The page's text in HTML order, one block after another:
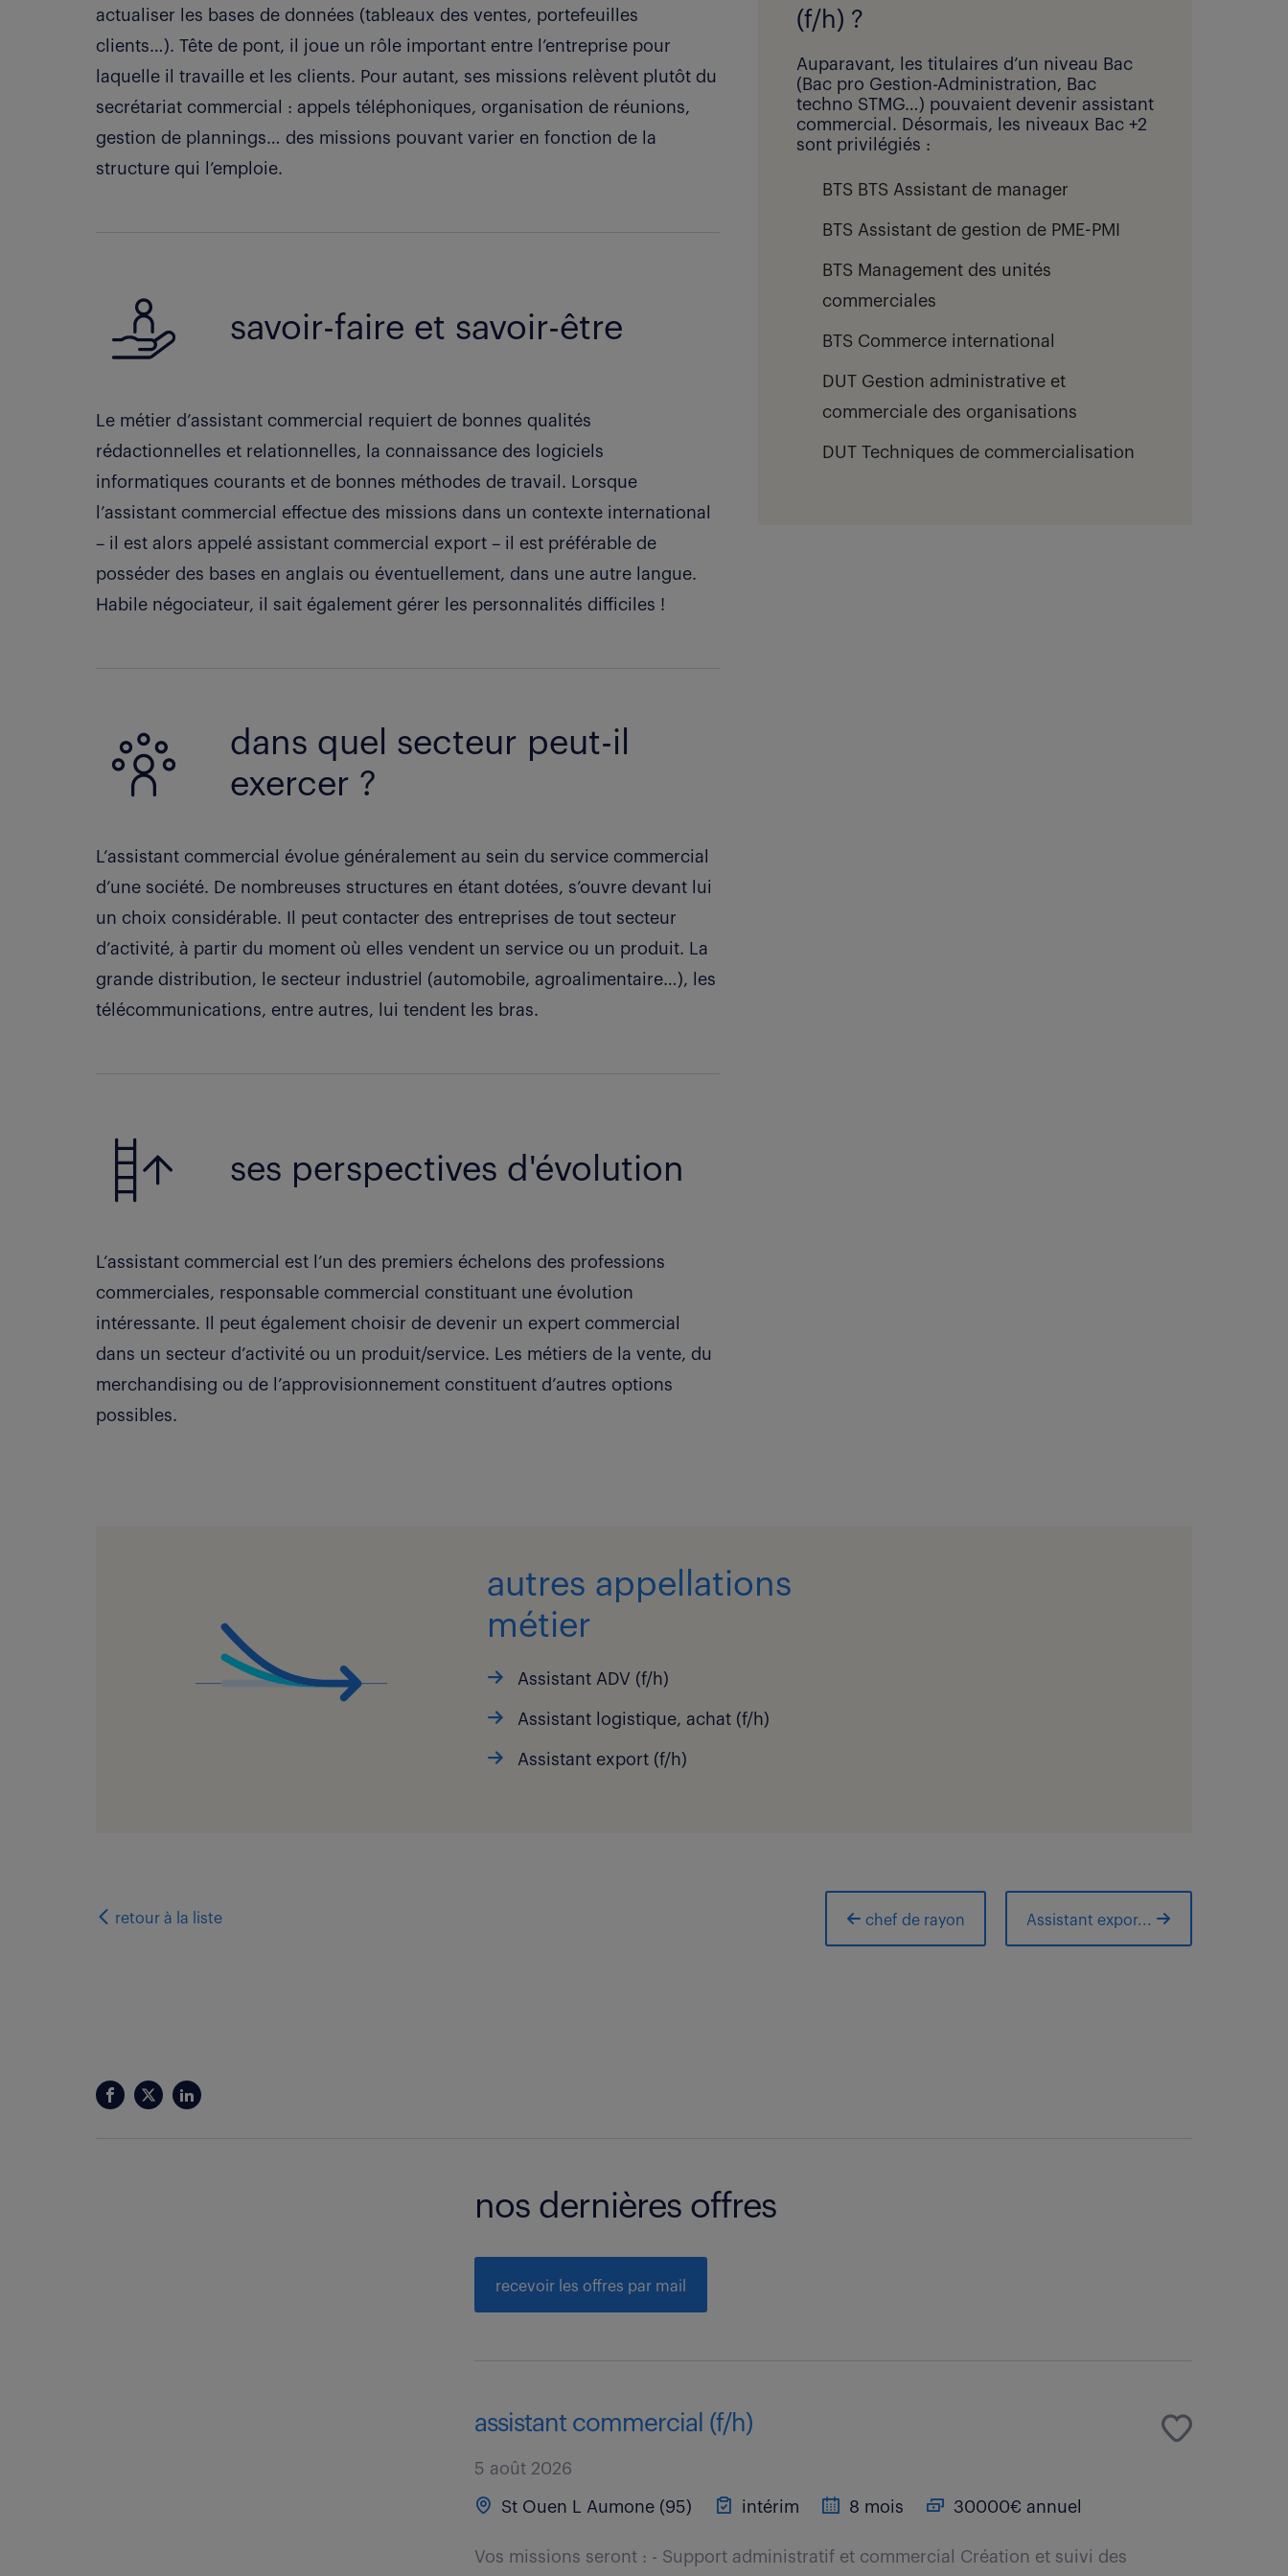
actualiser les bases de données (tableaux des ventes, portefeuilles
clients…). Tête de pont, il joue un rôle important entre l’entreprise pour
laquelle il travaille et les clients. Pour autant, ses missions relèvent plutôt du
secrétariat commercial : appels téléphoniques, organisation de réunions,
gestion de plannings… des missions pouvant varier en fonction de la
structure qui l’emploie.
savoir-faire et savoir-être
Le métier d’assistant commercial requiert de bonnes qualités
rédactionnelles et relationnelles, la connaissance des logiciels
informatiques courants et de bonnes méthodes de travail. Lorsque
l’assistant commercial effectue des missions dans un contexte international
– il est alors appelé assistant commercial export – il est préférable de
posséder des bases en anglais ou éventuellement, dans une autre langue.
Habile négociateur, il sait également gérer les personnalités difficiles !
dans quel secteur peut-il
exercer ?
L’assistant commercial évolue généralement au sein du service commercial
d’une société. De nombreuses structures en étant dotées, s’ouvre devant lui
un choix considérable. Il peut contacter des entreprises de tout secteur
d’activité, à partir du moment où elles vendent un service ou un produit. La
grande distribution, le secteur industriel (automobile, agroalimentaire…), les
télécommunications, entre autres, lui tendent les bras.
ses perspectives d'évolution
L’assistant commercial est l’un des premiers échelons des professions
commerciales, responsable commercial constituant une évolution
intéressante. Il peut également choisir de devenir un expert commercial
dans un secteur d’activité ou un produit/service. Les métiers de la vente, du
merchandising ou de l’approvisionnement constituent d’autres options
possibles.
(f/h) ?
Auparavant, les titulaires d’un niveau Bac
(Bac pro Gestion-Administration, Bac
techno STMG…) pouvaient devenir assistant
commercial. Désormais, les niveaux Bac +2
sont privilégiés :
BTS BTS Assistant de manager
BTS Assistant de gestion de PME-PMI
BTS Management des unités
commerciales
BTS Commerce international
DUT Gestion administrative et
commerciale des organisations
DUT Techniques de commercialisation
autres appellations
métier
Assistant ADV (f/h)
Assistant logistique, achat (f/h)
Assistant export (f/h)
retour à la liste chef de rayon Assistant expor...
nos dernières offres
recevoir les offres par mail
assistant commercial (f/h)
5 août 2026
St Ouen L Aumone (95) intérim 8 mois 30000€ annuel
Vos missions seront : - Support administratif et commercial Création et suivi des